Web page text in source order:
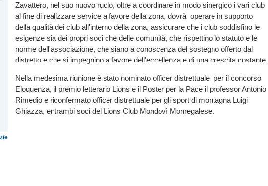
Zavattero, nel suo nuovo ruolo, oltre a coordinare in modo sinergico i vari club
al fine di realizzare service a favore della zona, dovrà operare in supporto
della qualità dei club all'interno della zona, assicurare che i club soddisfino le
esigenze sia dei propri soci che delle comunità, che rispettino lo statuto e le
norme dell'associazione, che siano a conoscenza del sostegno offerto dal
distretto e che si impegnino a favore dell'eccellenza e di una crescita costante.
Nella medesima riunione è stato nominato officer distrettuale per il concorso
Eloquenza, il premio letterario Lions e il Poster per la Pace il professor Antonio
Rimedio e riconfermato officer distrettuale per gli sport di montagna Luigi
Ghiazza, entrambi soci del Lions Club Mondovì Monregalese.